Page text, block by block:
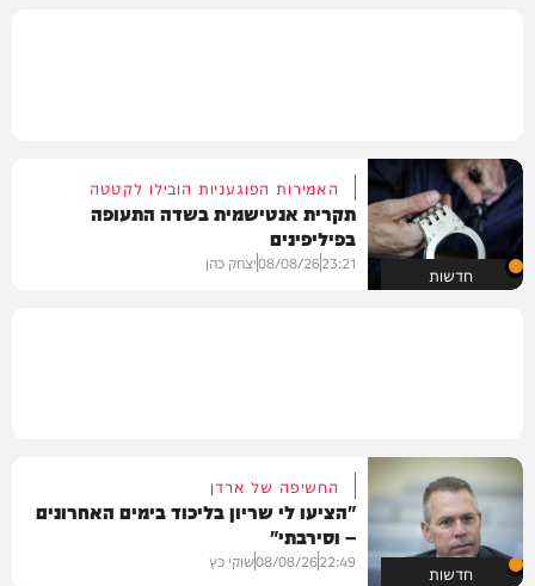
חדשות
האמירות הפוגעניות הובילו לקטטה
תקרית אנטישמית בשדה התעופה
בפיליפינים
23:21
08/08/26יצחק כהן
חדשות
החשיפה של ארדן
"הציעו לי שריון בליכוד בימים האחרונים
– וסירבתי"
22:49
08/08/26שוקי כץ